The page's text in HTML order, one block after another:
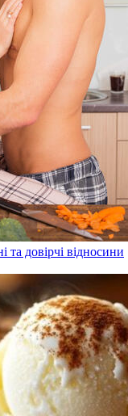
та довірчі відносини